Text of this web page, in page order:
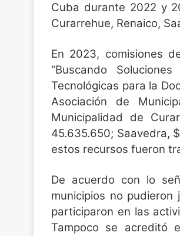
Cuba durante 2022 y
Curarrehue, Renaico,
En 2023, comisiones
“Buscando
Tecnológicas para la
Asociación de
Municipalidad de
45.635.650; Saavedra,
estos recursos fueron
De acuerdo con lo
municipios no
participaron en las
Tampoco se acreditó